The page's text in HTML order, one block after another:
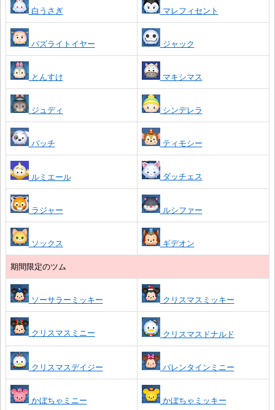
白うさぎ マレフィセント
バズライトイヤー ジャック
とんすけ マキシマス
ジュディ シンデレラ
パッチ ティモシー
ルミエール ダッチェス
ラジャー ルシファー
ソックス ギデオン
期間限定のツム
ソーサラーミッキー クリスマスミッキー
クリスマスミニー クリスマスドナルド
クリスマスデイジー バレンタインミニー
かぼちゃミニー かぼちゃミッキー